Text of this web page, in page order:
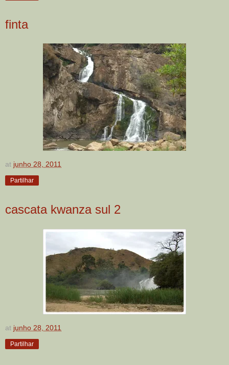
finta
at junho 28, 2011
Partilhar
cascata kwanza sul 2
at junho 28, 2011
Partilhar